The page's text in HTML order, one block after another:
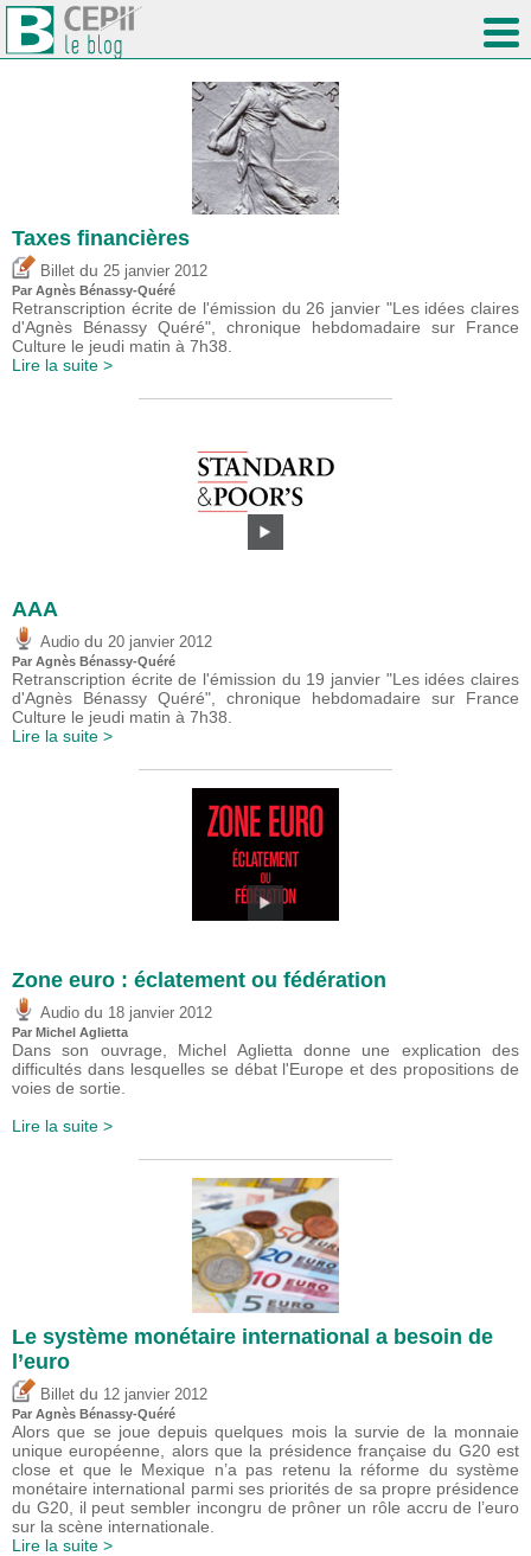
Taxes financières
Billet du 25 janvier 2012
Par Agnès Bénassy-Quéré
Retranscription écrite de l'émission du 26 janvier "Les idées claires
d'Agnès Bénassy Quéré", chronique hebdomadaire sur France
Culture le jeudi matin à 7h38.
Lire la suite >
AAA
Audio du 20 janvier 2012
Par Agnès Bénassy-Quéré
Retranscription écrite de l'émission du 19 janvier "Les idées claires
d'Agnès Bénassy Quéré", chronique hebdomadaire sur France
Culture le jeudi matin à 7h38.
Lire la suite >
Zone euro : éclatement ou fédération
Audio du 18 janvier 2012
Par Michel Aglietta
Dans son ouvrage, Michel Aglietta donne une explication des
difficultés dans lesquelles se débat l'Europe et des propositions de
voies de sortie.
Lire la suite >
Le système monétaire international a besoin de
l’euro
Billet du 12 janvier 2012
Par Agnès Bénassy-Quéré
Alors que se joue depuis quelques mois la survie de la monnaie
unique européenne, alors que la présidence française du G20 est
close et que le Mexique n’a pas retenu la réforme du système
monétaire international parmi ses priorités de sa propre présidence
du G20, il peut sembler incongru de prôner un rôle accru de l’euro
sur la scène internationale.
Lire la suite >